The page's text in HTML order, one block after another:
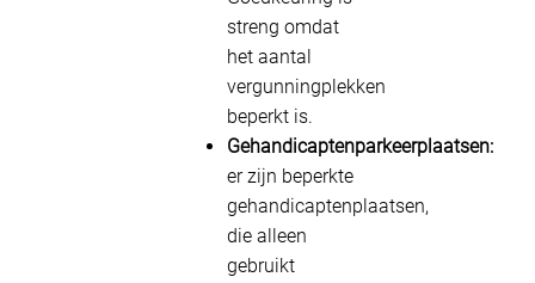
streng omdat
het aantal
vergunningplekken
beperkt is.
Gehandicaptenparkeerplaatsen:
er zijn beperkte
gehandicaptenplaatsen,
die alleen
gebruikt